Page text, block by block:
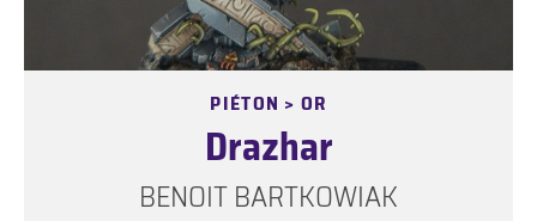
PIÉTON > OR
Drazhar
BENOIT BARTKOWIAK